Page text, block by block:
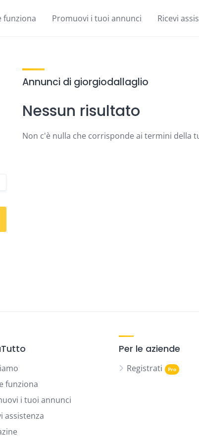
funziona Promuovi i tuoi annunci Ricevi
Annunci di giorgiodallaglio
Nessun risultato
Non c'è nulla che corrisponde ai termini della
funziona
i tuoi annunci
assistenza
Per le aziende
Registrati